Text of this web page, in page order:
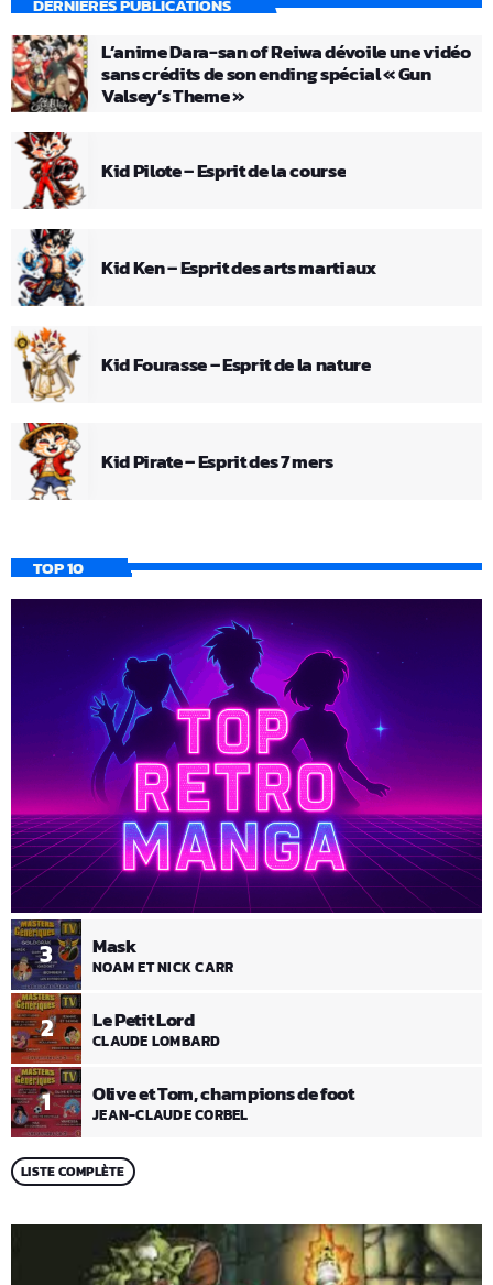
L’anime Dara-san of Reiwa dévoile une vidéo
sans crédits de son ending spécial « Gun
Valsey’s Theme »
Kid Pilote – Esprit de la course
Kid Ken – Esprit des arts martiaux
Kid Fourasse – Esprit de la nature
Kid Pirate – Esprit des 7 mers
TOP 10
1 Olive et Tom, champions de foot
JEAN-CLAUDE CORBEL
2 Le Petit Lord
CLAUDE LOMBARD
3 Mask
NOAM ET NICK CARR
LISTE COMPLÈTE